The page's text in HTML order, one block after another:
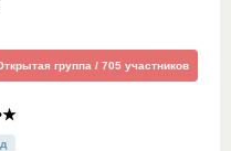
группа / 705 участников